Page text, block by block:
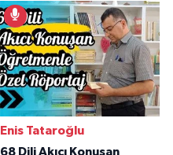
Enis Tataroğlu
68 Dili Akıcı Konuşan